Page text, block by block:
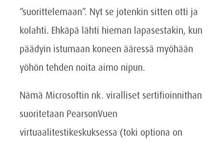
”suorittelemaan”. Nyt se jotenkin sitten otti ja
kolahti. Ehkäpä lähti hieman lapasestakin, kun
päädyin istumaan koneen ääressä myöhään
yöhön tehden noita aimo nipun.
Nämä Microsoftin nk. viralliset sertifioinnithan
suoritetaan PearsonVuen
virtuaalitestikeskuksessa (toki optiona on